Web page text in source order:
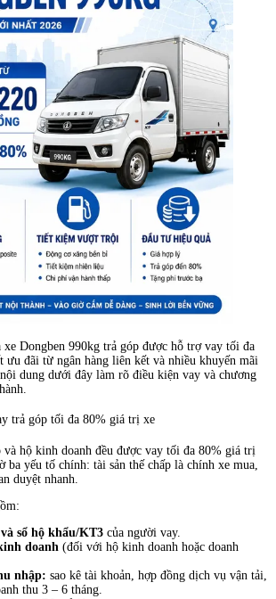
xe Dongben 990kg trả góp được hỗ trợ vay tối đa
ưu đãi từ ngân hàng liên kết và nhiều khuyến mãi
dung dưới đây làm rõ điều kiện vay và chương
trả góp tối đa 80% giá trị xe
và hộ kinh doanh đều được vay tối đa 80% giá trị
ba yếu tố chính: tài sản thế chấp là chính xe mua,
duyệt nhanh.
sổ hộ khẩu/KT3 của người vay.
doanh (đối với hộ kinh doanh hoặc doanh
nhập: sao kê tài khoản, hợp đồng dịch vụ vận tải,
thu 3 – 6 tháng.